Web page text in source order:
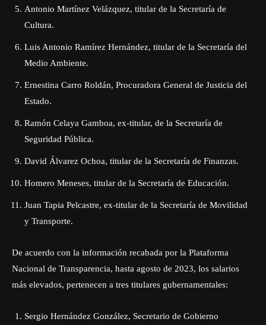
Antonio Martínez Velázquez, titular de la Secretaría de
Cultura.
Luis Antonio Ramírez Hernández, titular de la Secretaría del
Medio Ambiente.
Ernestina Carro Roldán, Procuradora General de Justicia del
Estado.
Ramón Celaya Gamboa, ex-titular, de la Secretaría de
Seguridad Pública.
David Álvarez Ochoa, titular de la Secretaría de Finanzas.
Homero Meneses, titular de la Secretaría de Educación.
Juan Tapia Pelcastre, ex-titular de la Secretaría de Movilidad
y Transporte.
De acuerdo con la información recabada por la Plataforma
Nacional de Transparencia, hasta agosto de 2023, los salarios
más elevados, pertenecen a tres titulares gubernamentales:
Sergio Hernández González, Secretario de Gobierno